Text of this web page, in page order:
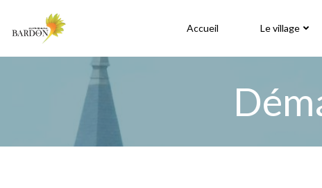
contenu
Accueil Le village